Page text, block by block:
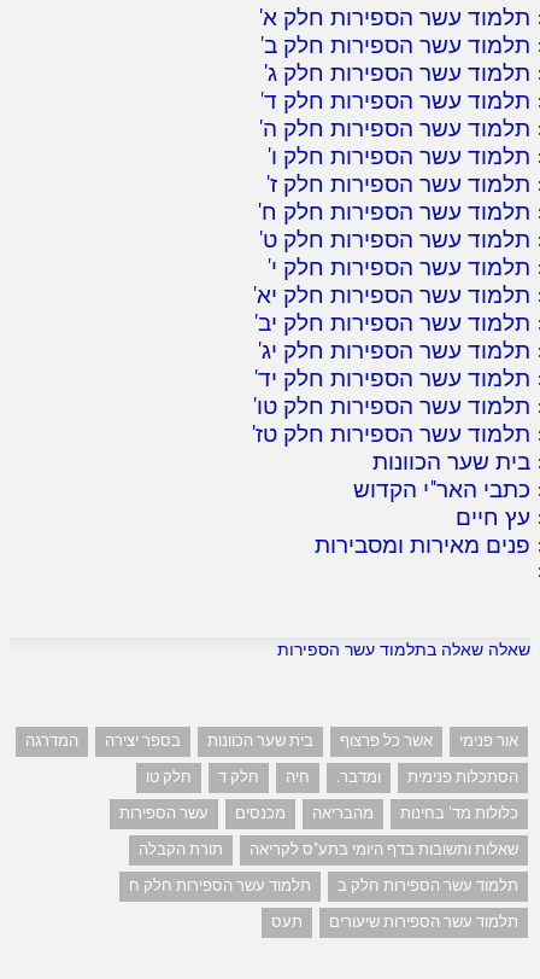
תלמוד עשר הספירות חלק א'
תלמוד עשר הספירות חלק ב'
תלמוד עשר הספירות חלק ג'
תלמוד עשר הספירות חלק ד'
תלמוד עשר הספירות חלק ה'
תלמוד עשר הספירות חלק ו'
תלמוד עשר הספירות חלק ז'
תלמוד עשר הספירות חלק ח'
תלמוד עשר הספירות חלק ט'
תלמוד עשר הספירות חלק י'
תלמוד עשר הספירות חלק יא'
תלמוד עשר הספירות חלק יב'
תלמוד עשר הספירות חלק יג'
תלמוד עשר הספירות חלק יד'
תלמוד עשר הספירות חלק טו'
תלמוד עשר הספירות חלק טז'
בית שער הכוונות
כתבי האר"י הקדוש
עץ חיים
פנים מאירות ומסבירות
שאלה שאלה בתלמוד עשר הספירות
אור פנימי אשר כל פרצוף בית שער הכוונות בספר יצירה
המדרגה
הסתכלות פנימית
ומדבר. חיה חלק ד
חלק טו
כלולות מד' בחינות
מהבריאה מכנסים
עשר הספירות
שאלות ותשובות בדף היומי בתע"ס לקריאה
תורת הקבלה
תלמוד עשר הספירות חלק ב
תלמוד עשר הספירות חלק ח
תלמוד עשר הספירות שיעורים
תעס